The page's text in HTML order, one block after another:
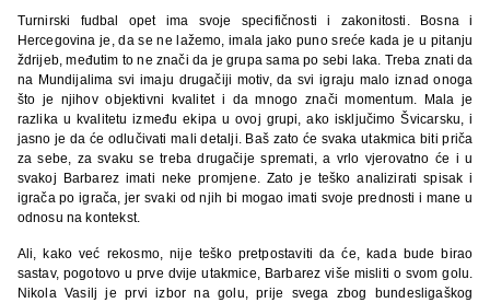
Turnirski fudbal opet ima svoje specifičnosti i zakonitosti. Bosna i
Hercegovina je, da se ne lažemo, imala jako puno sreće kada je u pitanju
ždrijeb, međutim to ne znači da je grupa sama po sebi laka. Treba znati da
na Mundijalima svi imaju drugačiji motiv, da svi igraju malo iznad onoga
što je njihov objektivni kvalitet i da mnogo znači momentum. Mala je
razlika u kvalitetu između ekipa u ovoj grupi, ako isključimo Švicarsku, i
jasno je da će odlučivati mali detalji. Baš zato će svaka utakmica biti priča
za sebe, za svaku se treba drugačije spremati, a vrlo vjerovatno će i u
svakoj Barbarez imati neke promjene. Zato je teško analizirati spisak i
igrača po igrača, jer svaki od njih bi mogao imati svoje prednosti i mane u
odnosu na kontekst.
Ali, kako već rekosmo, nije teško pretpostaviti da će, kada bude birao
sastav, pogotovo u prve dvije utakmice, Barbarez više misliti o svom golu.
Nikola Vasilj je prvi izbor na golu, prije svega zbog bundesligaškog